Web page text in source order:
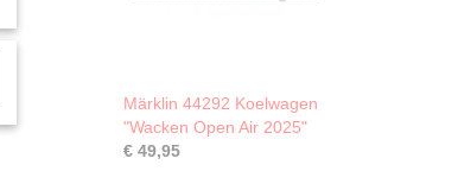
Märklin 44292 Koelwagen
"Wacken Open Air 2025"
€ 49,95